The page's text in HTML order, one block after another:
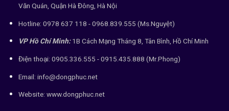
Văn Quán, Quận Hà Đông, Hà Nội
Hotline: 0978 637 118 - 0968.839.555 (Ms.Nguyệt)
VP Hồ Chí Minh:1B Cách Mạng Tháng 8, Tân Bình, Hồ Chí Minh
Điện thoại: 0905.336.555 - 0915.435.888 (Mr.Phong)
Email: info@dongphuc.net
Website: www.dongphuc.net